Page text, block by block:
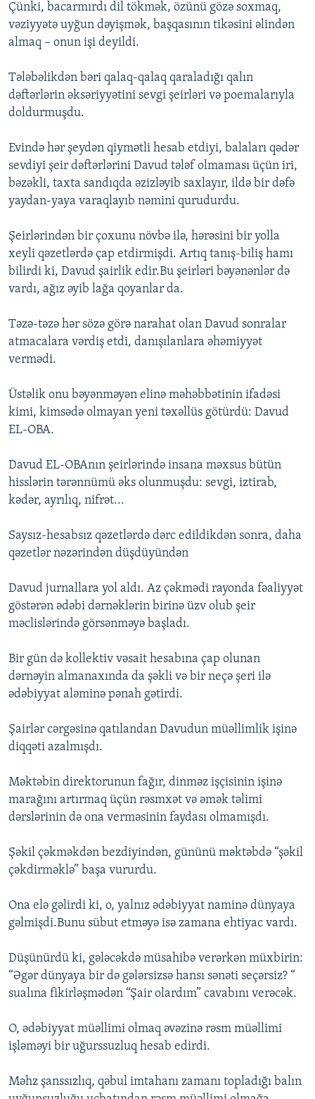
Çünki, bacarmırdı dil tökmək, özünü gözə soxmaq,
vəziyyətə uyğun dəyişmək, başqasının tikəsini əlindən
almaq – onun işi deyildi.
Tələbəlikdən bəri qalaq-qalaq qaraladığı qalın
dəftərlərin əksəriyyətini sevgi şeirləri və poemalarıyla
doldurmuşdu.
Evində hər şeydən qiymətli hesab etdiyi, balaları qədər
sevdiyi şeir dəftərlərini Davud tələf olmaması üçün iri,
bəzəkli, taxta sandıqda əzizləyib saxlayır, ildə bir dəfə
yaydan-yaya varaqlayıb nəmini qurudurdu.
Şeirlərindən bir çoxunu növbə ilə, hərəsini bir yolla
xeyli qəzetlərdə çap etdirmişdi. Artıq tanış-biliş hamı
bilirdi ki, Davud şairlik edir.Bu şeirləri bəyənənlər də
vardı, ağız əyib lağa qoyanlar da.
Təzə-təzə hər sözə görə narahat olan Davud sonralar
atmacalara vərdiş etdi, danışılanlara əhəmiyyət
vermədi.
Üstəlik onu bəyənməyən elinə məhəbbətinin ifadəsi
kimi, kimsədə olmayan yeni təxəllüs götürdü: Davud
EL-OBA.
Davud EL-OBAnın şeirlərində insana məxsus bütün
hisslərin tərənnümü əks olunmuşdu: sevgi, iztirab,
kədər, ayrılıq, nifrət...
Saysız-hesabsız qəzetlərdə dərc edildikdən sonra, daha
qəzetlər nəzərindən düşdüyündən
Davud jurnallara yol aldı. Az çəkmədi rayonda fəaliyyət
göstərən ədəbi dərnəklərin birinə üzv olub şeir
məclislərində görsənməyə başladı.
Bir gün də kollektiv vəsait hesabına çap olunan
dərnəyin almanaxında da şəkli və bir neçə şeri ilə
ədəbiyyat aləminə pənah gətirdi.
Şairlər cərgəsinə qatılandan Davudun müəllimlik işinə
diqqəti azalmışdı.
Məktəbin direktorunun fağır, dinməz işçisinin işinə
marağını artırmaq üçün rəsmxət və əmək təlimi
dərslərinin də ona verməsinin faydası olmamışdı.
Şəkil çəkməkdən bezdiyindən, gününü məktəbdə “şəkil
çəkdirməklə” başa vururdu.
Ona elə gəlirdi ki, o, yalnız ədəbiyyat naminə dünyaya
gəlmişdi.Bunu sübut etməyə isə zamana ehtiyac vardı.
Düşünürdü ki, gələcəkdə müsahibə verərkən müxbirin:
“Əgər dünyaya bir də gələrsizsə hansı sənəti seçərsiz? “
sualına fikirləşmədən “Şair olardım” cavabını verəcək.
O, ədəbiyyat müəllimi olmaq əvəzinə rəsm müəllimi
işləməyi bir uğurssuzluq hesab edirdi.
Məhz şanssızlıq, qəbul imtahanı zamanı topladığı balın